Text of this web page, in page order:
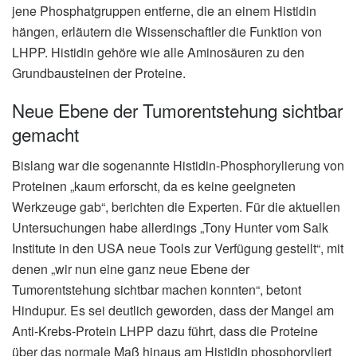
jene Phosphatgruppen entferne, die an einem Histidin
hängen, erläutern die Wissenschaftler die Funktion von
LHPP. Histidin gehöre wie alle Aminosäuren zu den
Grundbausteinen der Proteine.
Neue Ebene der Tumorentstehung sichtbar
gemacht
Bislang war die sogenannte Histidin-Phosphorylierung von
Proteinen „kaum erforscht, da es keine geeigneten
Werkzeuge gab“, berichten die Experten. Für die aktuellen
Untersuchungen habe allerdings „Tony Hunter vom Salk
Institute in den USA neue Tools zur Verfügung gestellt“, mit
denen „wir nun eine ganz neue Ebene der
Tumorentstehung sichtbar machen konnten“, betont
Hindupur. Es sei deutlich geworden, dass der Mangel am
Anti-Krebs-Protein LHPP dazu führt, dass die Proteine
über das normale Maß hinaus am Histidin phosphoryliert